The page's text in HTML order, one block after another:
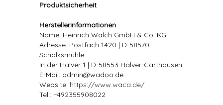
Produktsicherheit
Herstellerinformationen
Name: Heinrich Walch GmbH & Co. KG
Adresse: Postfach 1420 | D-58570
Schalksmühle
In der Hälver 1 | D-58553 Halver-Carthausen
E-Mail: admin@wadoo.de
Website: https://www.waca.de/
Tel.: +492355908022